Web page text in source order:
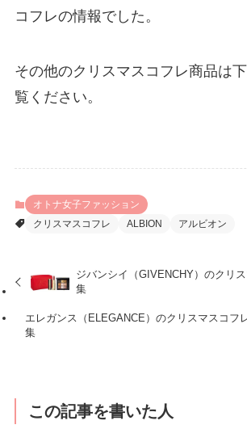
コフレの情報でした。
その他のクリスマスコフレ商品は
覧ください。
オトナ女子ファッション
クリスマスコフレ
ALBION アルビオン
ジバンシイ（GIVENCHY）のクリ
集
エレガンス（ELEGANCE）のクリスマスコフ
集
この記事を書いた人